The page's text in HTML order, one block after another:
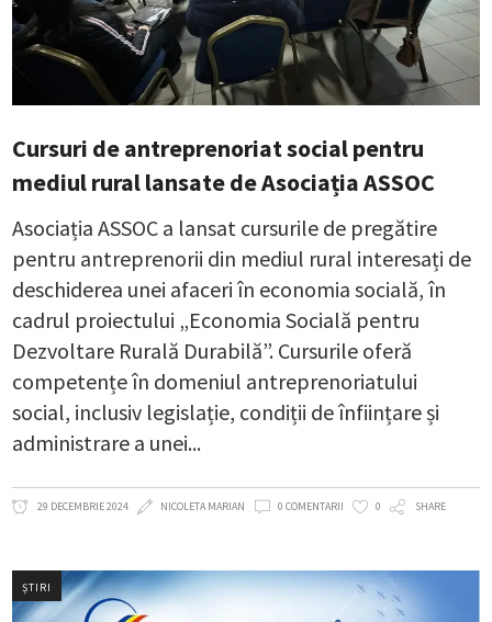
Cursuri de antreprenoriat social pentru
mediul rural lansate de Asociația ASSOC
Asociația ASSOC a lansat cursurile de pregătire
pentru antreprenorii din mediul rural interesați de
deschiderea unei afaceri în economia socială, în
cadrul proiectului „Economia Socială pentru
Dezvoltare Rurală Durabilă”. Cursurile oferă
competențe în domeniul antreprenoriatului
social, inclusiv legislație, condiții de înființare și
administrare a unei
29 DECEMBRIE 2024 NICOLETA MARIAN 0 COMENTARII 0 SHARE
ȘTIRI